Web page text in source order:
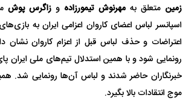
زمین متعلق بهمهرنوش تیمورزاده وزاگرس پوش
اسپانسر لباس اعضای کاروان اعزامی ایران به
اعتراضات و حذف لباس قبل از اعزام کاروان نشان
رونمایی شود و با همین استدلال تیم‌های ملی ایران
خبرنگاران حاضر شدند و لباس آن‌ها رونمایی شد.
موج انتقادات بالا بگیرد.